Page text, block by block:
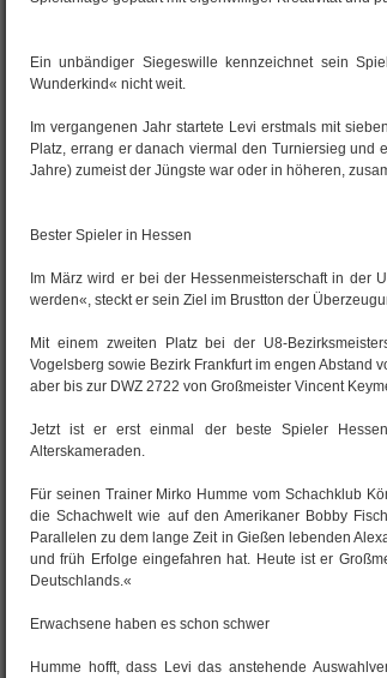
Ein unbändiger Siegeswille kennzeichnet sein
Wunderkind« nicht weit.
Im vergangenen Jahr startete Levi erstmals mit
Platz, errang er danach viermal den Turniersieg und
Jahre) zumeist der Jüngste war oder in höheren,
Bester Spieler in Hessen
Im März wird er bei der Hessenmeisterschaft in der
werden«, steckt er sein Ziel im Brustton der
Mit einem zweiten Platz bei der U8-
Vogelsberg sowie Bezirk Frankfurt im engen Abstand
aber bis zur DWZ 2722 von Großmeister Vincent
Jetzt ist er erst einmal der beste Spieler
Alterskameraden.
Für seinen Trainer Mirko Humme vom Schachklub
die Schachwelt wie auf den Amerikaner Bobby
Parallelen zu dem lange Zeit in Gießen lebenden
und früh Erfolge eingefahren hat. Heute ist er
Deutschlands.«
Erwachsene haben es schon schwer
Humme hofft, dass Levi das anstehende